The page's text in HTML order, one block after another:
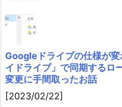
Googleドライブの仕様が
イドライブ」で同期するロ
変更に手間取ったお話
[2023/02/22]